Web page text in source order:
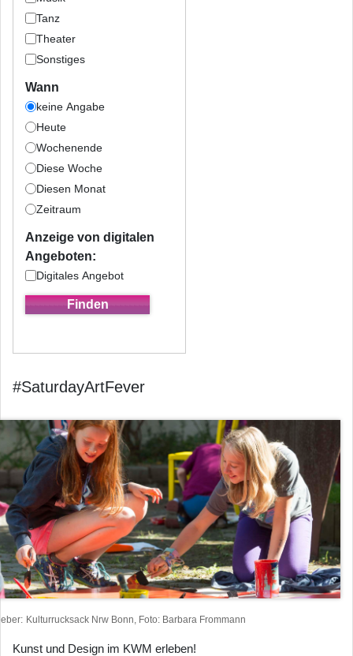
Tanz
Theater
Sonstiges
Wann
keine Angabe
Heute
Wochenende
Diese Woche
Diesen Monat
Zeitraum
Anzeige von digitalen
Angeboten:
Digitales Angebot
#SaturdayArtFever
Kulturrucksack Nrw Bonn, Foto: Barbara Frommann
Kunst und Design im KWM erleben!